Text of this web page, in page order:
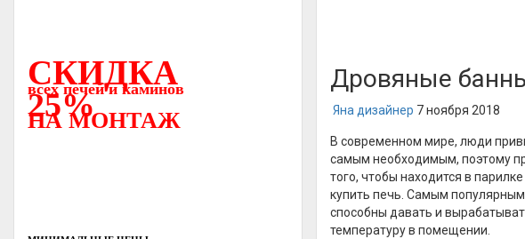
СКИДКА
всех печей и каминов
25%
НА МОНТАЖ
Дровяные
Яна дизайнер 7 ноября 2018
В современном мире, люди
самым необходимым, поэтому
того, чтобы находится в
купить печь. Самым
способны давать и
температуру в помещении.